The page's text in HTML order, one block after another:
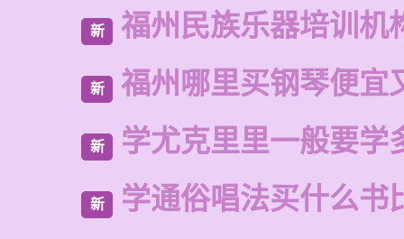
新 福州民族乐器培训机
新 福州哪里买钢琴便宜
新 学尤克里里一般要学
新 学通俗唱法买什么书